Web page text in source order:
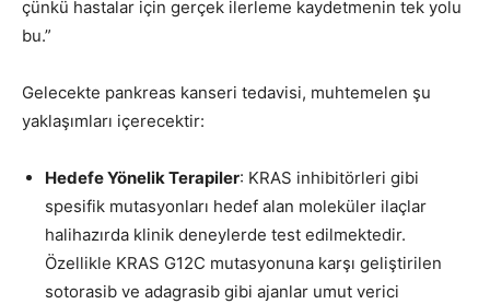
çünkü hastalar için gerçek ilerleme kaydetmenin tek yolu
bu.”
Gelecekte pankreas kanseri tedavisi, muhtemelen şu
yaklaşımları içerecektir:
Hedefe Yönelik Terapiler: KRAS inhibitörleri gibi
spesifik mutasyonları hedef alan moleküler ilaçlar
halihazırda klinik deneylerde test edilmektedir.
Özellikle KRAS G12C mutasyonuna karşı geliştirilen
sotorasib ve adagrasib gibi ajanlar umut verici